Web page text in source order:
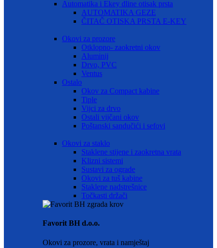
Automatika i Ekey dline otisak prsta
AUTOMATIKA GEZE
ČITAČ OTISKA PRSTA E-KEY
Okovi za prozore
Otklopno- zaokretni okov
Aluminij
Drvo, PVC
Ventus
Ostalo
Okov za Compact kabine
Tiple
Vijci za drvo
Ostali vijčani okov
Poštanski sandučići i sefovi
Okovi za staklo
Staklene stijene i zaokretna vrata
Klizni sistemi
Sustavi za ograde
Okovi za tuš kabine
Staklene nadstrešnice
Točkasti držači
Favorit BH d.o.o.
Okovi za prozore, vrata i namještaj